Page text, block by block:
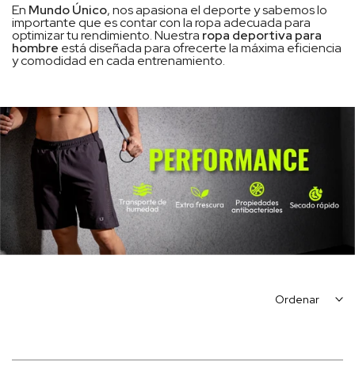
En Mundo Único, nos apasiona el deporte y sabemos lo
importante que es contar con la ropa adecuada para
optimizar tu rendimiento. Nuestra ropa deportiva para
hombre está diseñada para ofrecerte la máxima eficiencia
y comodidad en cada entrenamiento.
Ordenar